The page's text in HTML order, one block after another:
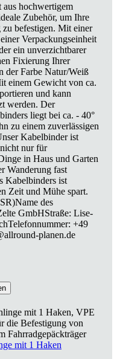
aus hochwertigem
Zubehör, um Ihre
befestigen. Mit einer
Verpackungseinheit
ein unverzichtbarer
Fixierung Ihrer
der Farbe Natur/Weiß
einem Gewicht von ca.
und kann
werden. Der
liegt bei ca. - 40°
zu einem zuverlässigen
Kabelbinder ist
nur für
in Haus und Garten
Wanderung fast
Kabelbinders ist
Zeit und Mühe spart.
des
GmbHStraße: Lise-
+49
planen.de
mit 1 Haken